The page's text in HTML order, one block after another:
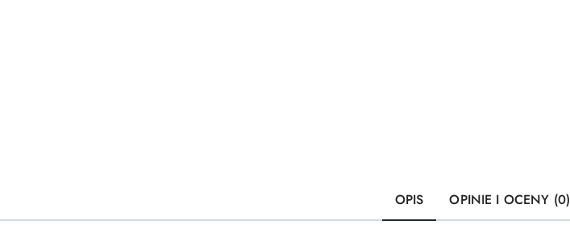
OPIS OPINIE I OCENY (0)